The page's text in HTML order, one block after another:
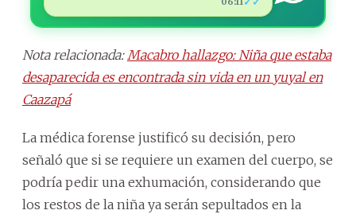
Nota relacionada: Macabro hallazgo: Niña que estaba
desaparecida es encontrada sin vida en un yuyal en
Caazapá
La médica forense justificó su decisión, pero
señaló que si se requiere un examen del cuerpo, se
podría pedir una exhumación, considerando que
los restos de la niña ya serán sepultados en la